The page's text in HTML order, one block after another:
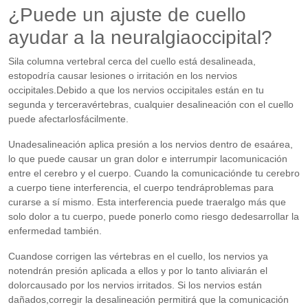
¿Puede un ajuste de cuello
ayudar a la neuralgiaoccipital?
Sila columna vertebral cerca del cuello está desalineada,
estopodría causar lesiones o irritación en los nervios
occipitales.Debido a que los nervios occipitales están en tu
segunda y terceravértebras, cualquier desalineación con el cuello
puede afectarlosfácilmente.
Unadesalineación aplica presión a los nervios dentro de esaárea,
lo que puede causar un gran dolor e interrumpir lacomunicación
entre el cerebro y el cuerpo. Cuando la comunicaciónde tu cerebro
a cuerpo tiene interferencia, el cuerpo tendráproblemas para
curarse a sí mismo. Esta interferencia puede traeralgo más que
solo dolor a tu cuerpo, puede ponerlo como riesgo dedesarrollar la
enfermedad también.
Cuandose corrigen las vértebras en el cuello, los nervios ya
notendrán presión aplicada a ellos y por lo tanto aliviarán el
dolorcausado por los nervios irritados. Si los nervios están
dañados,corregir la desalineación permitirá que la comunicación